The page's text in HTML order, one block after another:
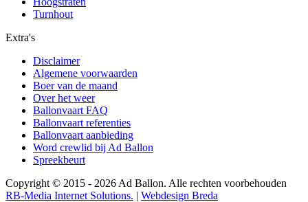
Turnhout
Extra's
Disclaimer
Algemene voorwaarden
Boer van de maand
Over het weer
Ballonvaart FAQ
Ballonvaart referenties
Ballonvaart aanbieding
Word crewlid bij Ad Ballon
Spreekbeurt
Copyright © 2015 - 2026 Ad Ballon. Alle rechten voorbehouden
RB-Media Internet Solutions. | Webdesign Breda